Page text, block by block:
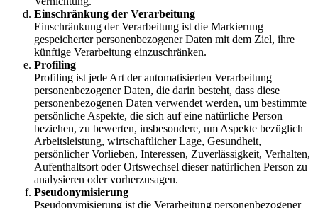
Einschränkung der Verarbeitung
Einschränkung der Verarbeitung ist die Markierung
gespeicherter personenbezogener Daten mit dem Ziel, ihre
künftige Verarbeitung einzuschränken.
Profiling
Profiling ist jede Art der automatisierten Verarbeitung
personenbezogener Daten, die darin besteht, dass diese
personenbezogenen Daten verwendet werden, um bestimmte
persönliche Aspekte, die sich auf eine natürliche Person
beziehen, zu bewerten, insbesondere, um Aspekte bezüglich
Arbeitsleistung, wirtschaftlicher Lage, Gesundheit,
persönlicher Vorlieben, Interessen, Zuverlässigkeit, Verhalten,
Aufenthaltsort oder Ortswechsel dieser natürlichen Person zu
analysieren oder vorherzusagen.
Pseudonymisierung
Pseudonymisierung ist die Verarbeitung personenbezogener